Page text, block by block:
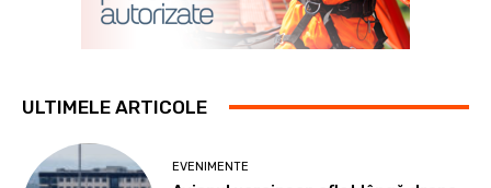
ULTIMELE ARTICOLE
EVENIMENTE